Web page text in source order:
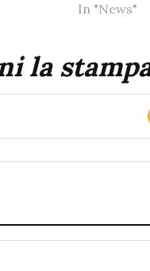
In "News"
la